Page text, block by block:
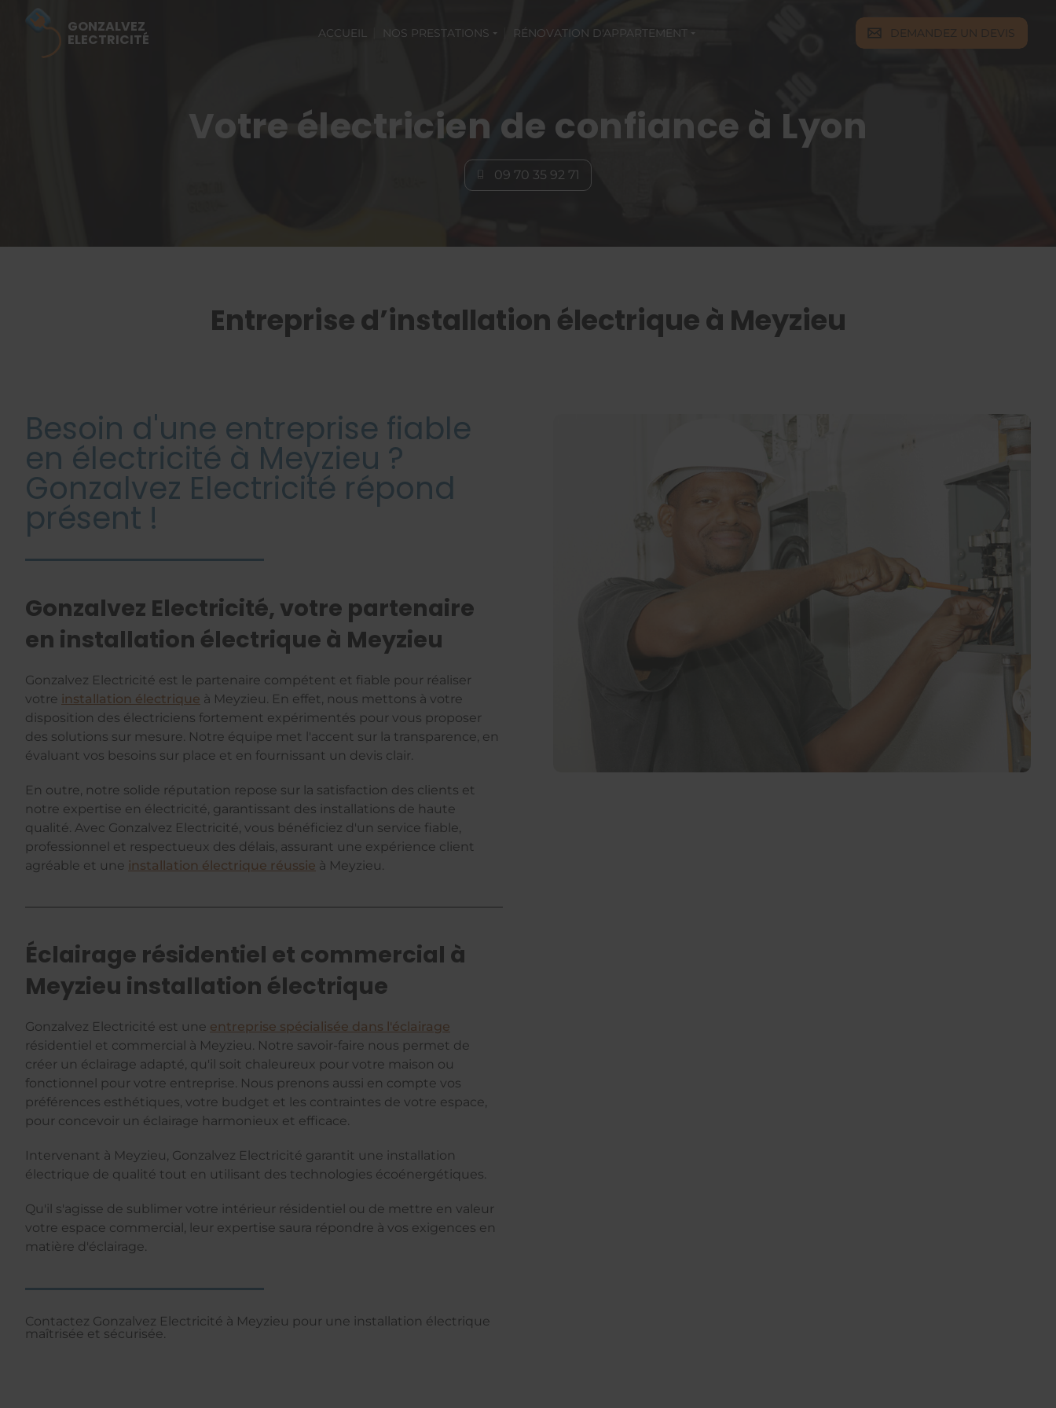
Votre électricien de confiance à Lyon
09 70 35 92 71
GONZALVEZ
ELECTRICITÉ ACCUEIL NOS PRESTATIONS RÉNOVATION D'APPARTEMENT DEMANDEZ UN DEVIS
Entreprise d’installation électrique à Meyzieu
Besoin d'une entreprise fiable
en électricité à Meyzieu ?
Gonzalvez Electricité répond
présent !
Gonzalvez Electricité, votre partenaire
en installation électrique à Meyzieu
Gonzalvez Electricité est le partenaire compétent et fiable pour réaliser
votre installation électrique à Meyzieu. En effet, nous mettons à votre
disposition des électriciens fortement expérimentés pour vous proposer
des solutions sur mesure. Notre équipe met l'accent sur la transparence, en
évaluant vos besoins sur place et en fournissant un devis clair.
En outre, notre solide réputation repose sur la satisfaction des clients et
notre expertise en électricité, garantissant des installations de haute
qualité. Avec Gonzalvez Electricité, vous bénéficiez d'un service fiable,
professionnel et respectueux des délais, assurant une expérience client
agréable et une installation électrique réussie à Meyzieu.
Éclairage résidentiel et commercial à
Meyzieu installation électrique
Gonzalvez Electricité est une entreprise spécialisée dans l'éclairage
résidentiel et commercial à Meyzieu. Notre savoir-faire nous permet de
créer un éclairage adapté, qu'il soit chaleureux pour votre maison ou
fonctionnel pour votre entreprise. Nous prenons aussi en compte vos
préférences esthétiques, votre budget et les contraintes de votre espace,
pour concevoir un éclairage harmonieux et efficace.
Intervenant à Meyzieu, Gonzalvez Electricité garantit une installation
électrique de qualité tout en utilisant des technologies écoénergétiques.
Qu'il s'agisse de sublimer votre intérieur résidentiel ou de mettre en valeur
votre espace commercial, leur expertise saura répondre à vos exigences en
matière d'éclairage.
Contactez Gonzalvez Electricité à Meyzieu pour une installation électrique
maîtrisée et sécurisée.